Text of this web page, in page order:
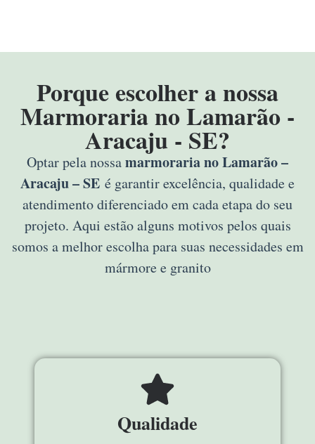
Porque escolher a nossa
Marmoraria no Lamarão -
Aracaju - SE?
Optar pela nossamarmoraria no Lamarão –
Aracaju – SE é garantir excelência, qualidade e
atendimento diferenciado em cada etapa do seu
projeto. Aqui estão alguns motivos pelos quais
somos a melhor escolha para suas necessidades em
mármore e granito
Qualidade